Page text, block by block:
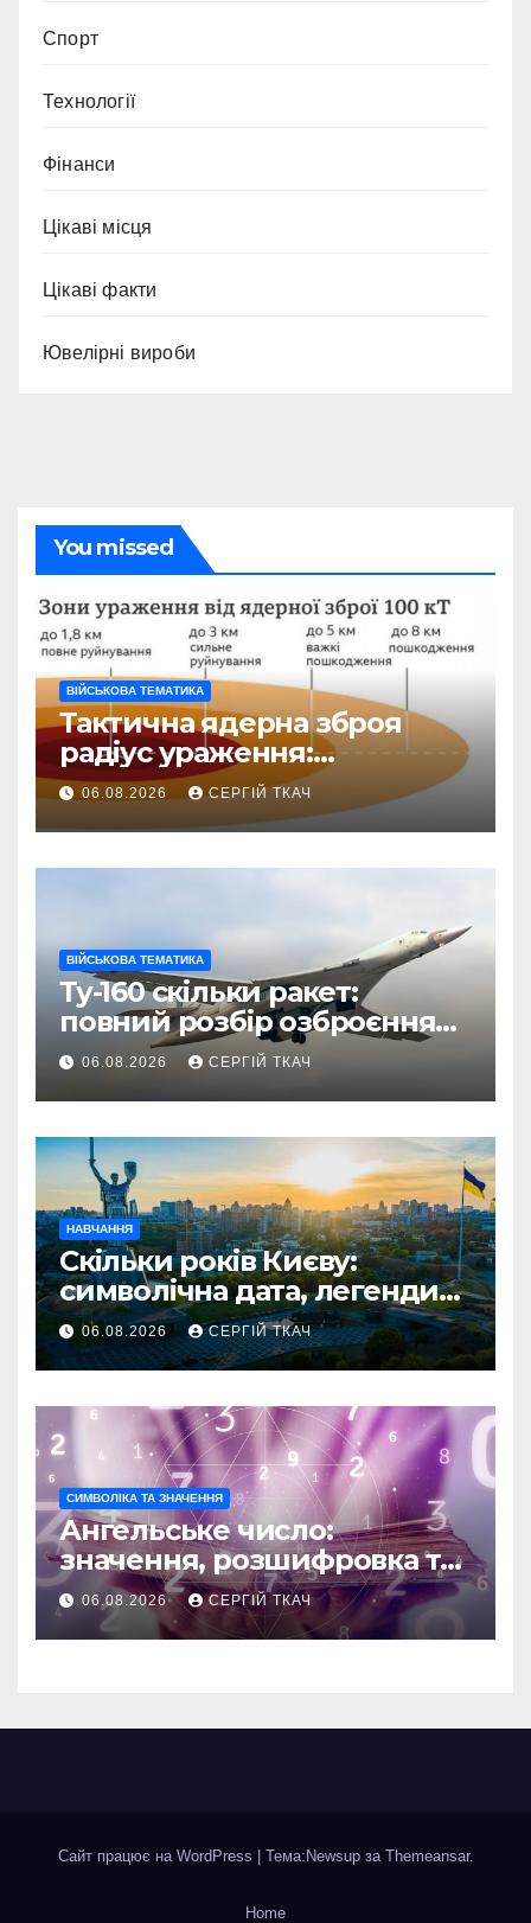
Спорт
Технології
Фінанси
Цікаві місця
Цікаві факти
Ювелірні вироби
You missed
ВІЙСЬКОВА ТЕМАТИКА
Тактична ядерна зброя
радіус ураження:
детальний розбір зон
знищення
06.08.2026 СЕРГІЙ ТКАЧ
ВІЙСЬКОВА ТЕМАТИКА
Ту-160 скільки ракет:
повний розбір озброєння
стратегічного
бомбардувальника
06.08.2026 СЕРГІЙ ТКАЧ
НАВЧАННЯ
Скільки років Києву:
символічна дата, легенди
та те, що кажуть історики
06.08.2026 СЕРГІЙ ТКАЧ
СИМВОЛІКА ТА ЗНАЧЕННЯ
Ангельське число:
значення, розшифровка та
послання
06.08.2026 СЕРГІЙ ТКАЧ
Сайт працює на WordPress Тема:Newsup за Themeansar.
Home